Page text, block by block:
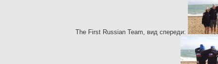
The First Russian Team, вид спереди: